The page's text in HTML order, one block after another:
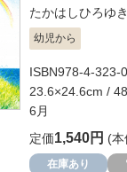
たかはしひろゆき
幼児から
ISBN978-4-323-
23.6×24.6cm /
6月
定価1,540円 (
在庫あり